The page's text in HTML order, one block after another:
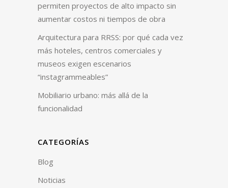
permiten proyectos de alto impacto sin
aumentar costos ni tiempos de obra
Arquitectura para RRSS: por qué cada vez
más hoteles, centros comerciales y
museos exigen escenarios
“instagrammeables”
Mobiliario urbano: más allá de la
funcionalidad
CATEGORÍAS
Blog
Noticias